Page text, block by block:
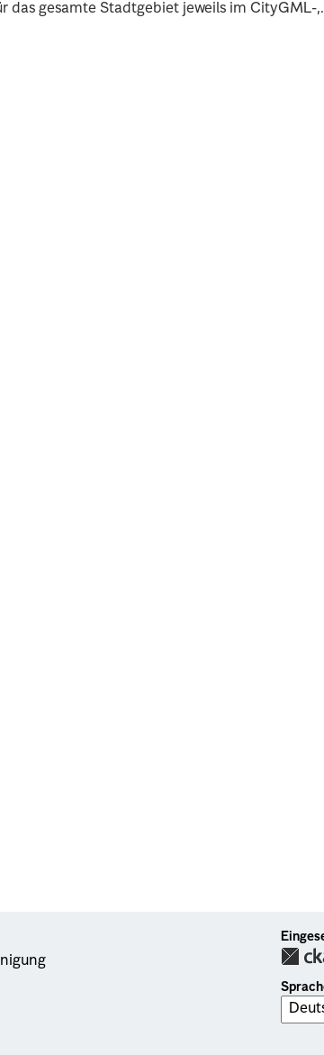
das gesamte Stadtgebiet jeweils im CityGML-